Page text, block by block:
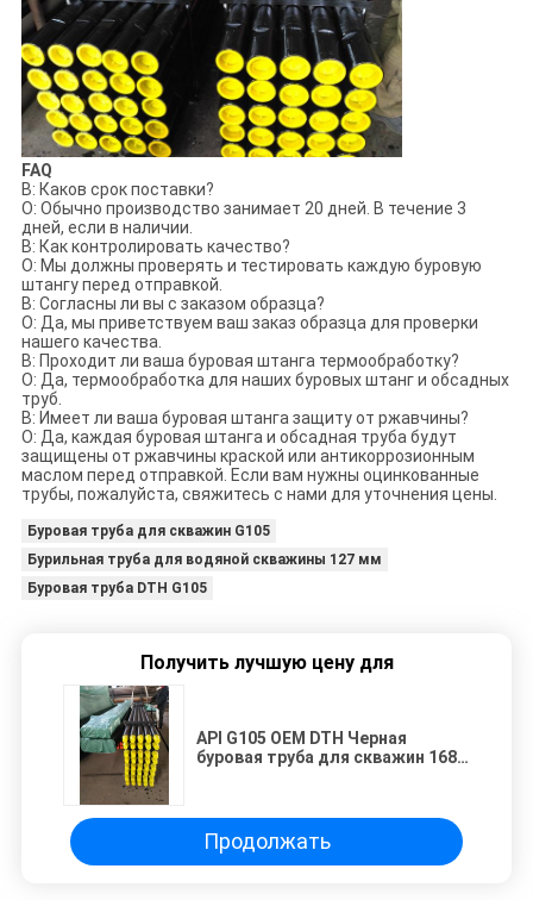
FAQ
В: Каков срок поставки?
О: Обычно производство занимает 20 дней. В течение 3
дней, если в наличии.
В: Как контролировать качество?
О: Мы должны проверять и тестировать каждую буровую
штангу перед отправкой.
В: Согласны ли вы с заказом образца?
О: Да, мы приветствуем ваш заказ образца для проверки
нашего качества.
В: Проходит ли ваша буровая штанга термообработку?
О: Да, термообработка для наших буровых штанг и обсадных
труб.
В: Имеет ли ваша буровая штанга защиту от ржавчины?
О: Да, каждая буровая штанга и обсадная труба будут
защищены от ржавчины краской или антикоррозионным
маслом перед отправкой. Если вам нужны оцинкованные
трубы, пожалуйста, свяжитесь с нами для уточнения цены.
Буровая труба для скважин G105
Бурильная труба для водяной скважины 127 мм
Буровая труба DTH G105
Получить лучшую цену для
API G105 OEM DTH Черная
буровая труба для скважин 168
Продолжать